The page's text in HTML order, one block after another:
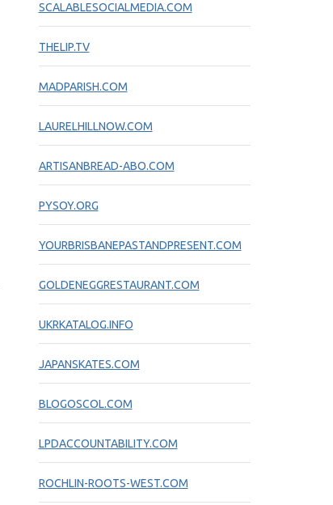
SCALABLESOCIALMEDIA.COM
THELIP.TV
MADPARISH.COM
LAURELHILLNOW.COM
ARTISANBREAD-ABO.COM
PYSOY.ORG
YOURBRISBANEPASTANDPRESENT.COM
GOLDENEGGRESTAURANT.COM
UKRKATALOG.INFO
JAPANSKATES.COM
BLOGOSCOL.COM
LPDACCOUNTABILITY.COM
ROCHLIN-ROOTS-WEST.COM